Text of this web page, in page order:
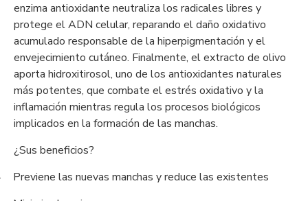
enzima antioxidante neutraliza los radicales libres y
protege el ADN celular, reparando el daño oxidativo
acumulado responsable de la hiperpigmentación y el
envejecimiento cutáneo. Finalmente, el extracto de olivo
aporta hidroxitirosol, uno de los antioxidantes naturales
más potentes, que combate el estrés oxidativo y la
inflamación mientras regula los procesos biológicos
implicados en la formación de las manchas.
¿Sus beneficios?
Previene las nuevas manchas y reduce las existentes